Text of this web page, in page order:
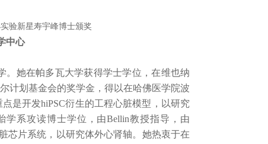
中心
。她在帕多瓦大学获得学士学位，在维也纳
计划基金会的奖学金，得以在哈佛医学院波
是开发hiPSC衍生的工程心脏模型，以研究
系攻读博士学位，由Bellin教授指导，由
芯片系统，以研究体外心肾轴。她热衷于在